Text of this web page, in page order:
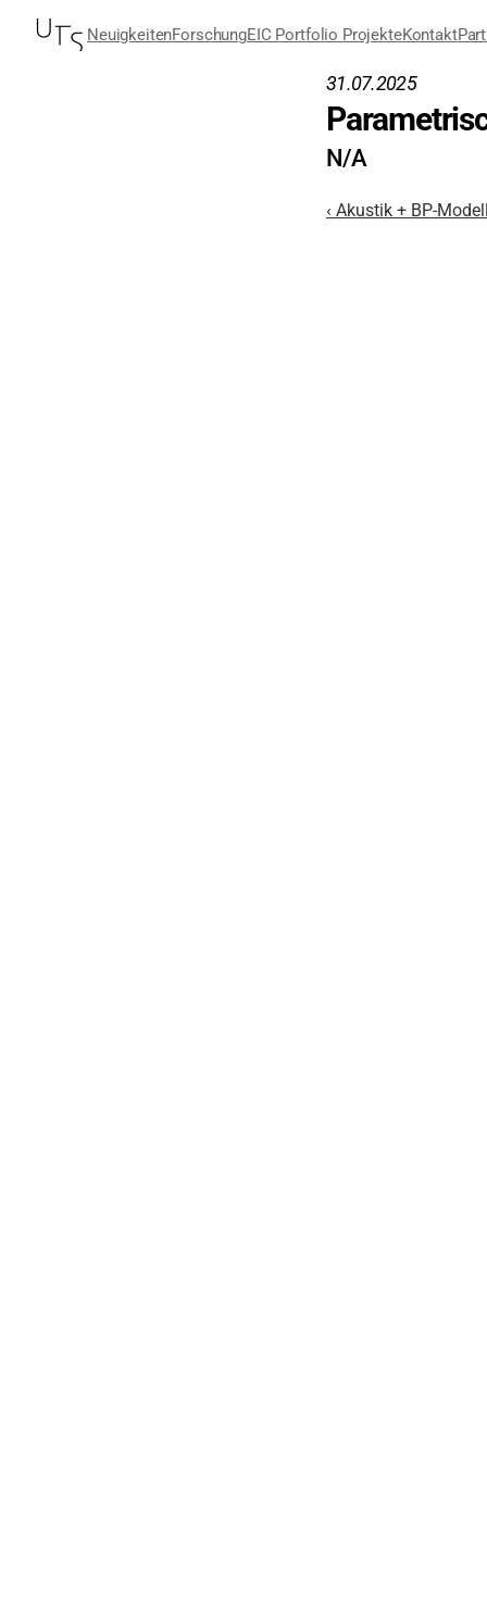
NeuigkeitenForschungEIC Portfolio ProjekteKontakt
31.07.2025
N/A
‹ Akustik + BP-